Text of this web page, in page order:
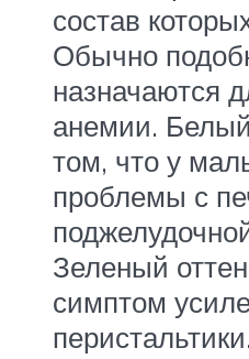
состав
Обычно
назначаются
анемии.
том, что у
проблемы с
Зеленый
симптом